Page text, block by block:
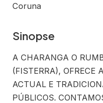
Coruna
Sinopse
A CHARANGA O
(FISTERRA), OFRECE
ACTUAL E
PÚBLICOS.